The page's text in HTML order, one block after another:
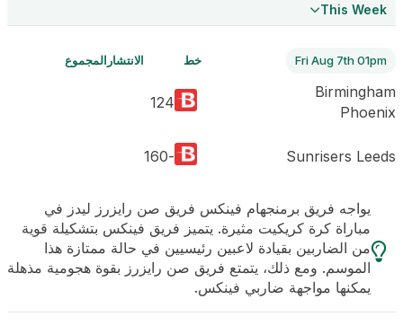
This Week
Fri Aug 7th 01pm
Birmingham
Phoenix
Sunrisers Leeds
خط
124
-160
الانتشارالمجموع
يواجه فريق برمنجهام فينكس فريق صن رايزرز ليدز في
مباراة كرة كريكيت مثيرة. يتميز فريق فينكس بتشكيلة قوية
من الضاربين بقيادة لاعبين رئيسيين في حالة ممتازة هذا
الموسم. ومع ذلك، يتمتع فريق صن رايزرز بقوة هجومية مذهلة
يمكنها مواجهة ضاربي فينكس.